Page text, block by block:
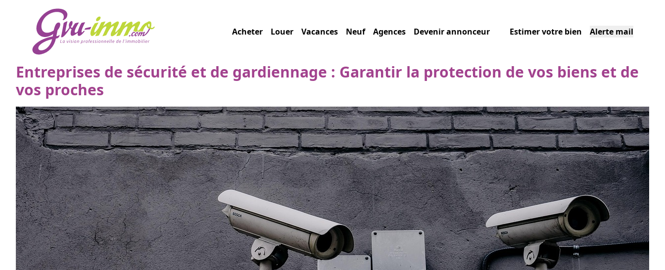
Acheter Louer Vacances Neuf Agences Devenir annonceur Estimer votre bien Alerte mail
Entreprises de sécurité et de gardiennage : Garantir la protection de vos biens et de
vos proches